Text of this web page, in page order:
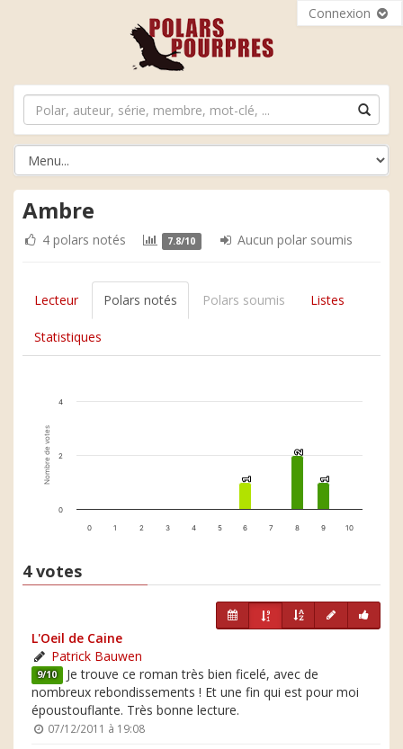
Connexion
Ambre
4 polars notés 7.8/10 Aucun polar soumis
Lecteur Polars notés Polars soumis Listes
Statistiques
Nombre de votes 1
1
2
2
1
1
0 1 2 3 4 5 6 7 8 9 10
0
2
4
4 votes
L'Oeil de Caine
Patrick Bauwen
9/10 Je trouve ce roman très bien ficelé, avec de
nombreux rebondissements ! Et une fin qui est pour moi
époustouflante. Très bonne lecture.
07/12/2011 à 19:08